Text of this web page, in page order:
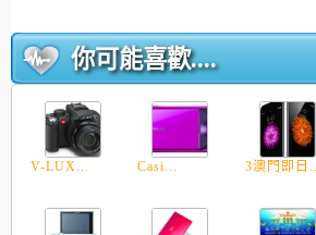
你可能喜歡....
V-LUX... Casi... 3澳門即日...